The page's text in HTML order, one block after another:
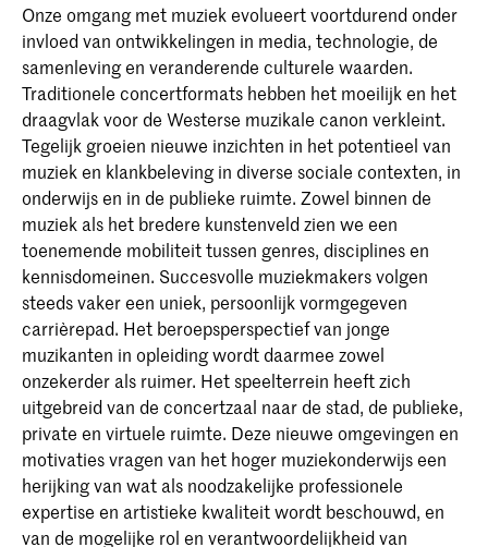
Onze omgang met muziek evolueert voortdurend onder
invloed van ontwikkelingen in media, technologie, de
samenleving en veranderende culturele waarden.
Traditionele concertformats hebben het moeilijk en het
draagvlak voor de Westerse muzikale canon verkleint.
Tegelijk groeien nieuwe inzichten in het potentieel van
muziek en klankbeleving in diverse sociale contexten, in
onderwijs en in de publieke ruimte. Zowel binnen de
muziek als het bredere kunstenveld zien we een
toenemende mobiliteit tussen genres, disciplines en
kennisdomeinen. Succesvolle muziekmakers volgen
steeds vaker een uniek, persoonlijk vormgegeven
carrièrepad. Het beroepsperspectief van jonge
muzikanten in opleiding wordt daarmee zowel
onzekerder als ruimer. Het speelterrein heeft zich
uitgebreid van de concertzaal naar de stad, de publieke,
private en virtuele ruimte. Deze nieuwe omgevingen en
motivaties vragen van het hoger muziekonderwijs een
herijking van wat als noodzakelijke professionele
expertise en artistieke kwaliteit wordt beschouwd, en
van de mogelijke rol en verantwoordelijkheid van